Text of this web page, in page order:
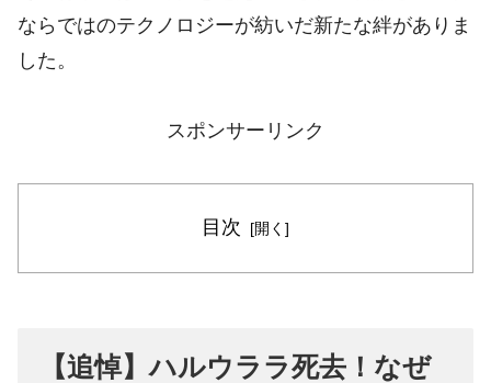
ならではのテクノロジーが紡いだ新たな絆がありま
した。
スポンサーリンク
目次
【追悼】ハルウララ死去！なぜ